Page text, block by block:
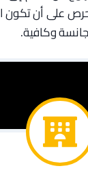
على أن تكون
وكافية.